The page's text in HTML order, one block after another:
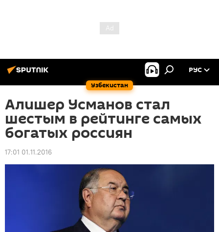
Узбекистан
РУС
Алишер Усманов стал
шестым в рейтинге самых
богатых россиян
17:01 01.11.2016